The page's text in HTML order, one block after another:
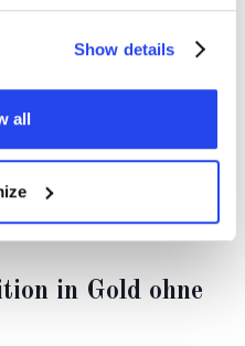
Show details
all
. Die LBMA stellt
. Schmelzhütten werden
dass sie weiterhin
in Gold ohne